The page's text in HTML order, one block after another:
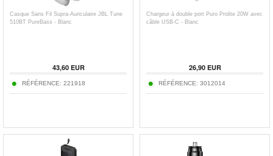
Casque Sans Fil Supra-Auriculaire JBL Tune
510BT PureBass - Blanc
43,60EUR
RÉFÉRENCE: 221918
Chargeur à double port Puro Prolite 20W avec
câble USB-C - Blanc
26,90EUR
RÉFÉRENCE: 3012014